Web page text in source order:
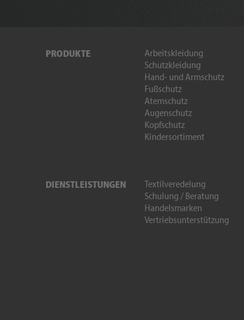
PRODUKTE
Arbeitskleidung
Schutzkleidung
Hand- und Armschutz
Fußschutz
Atemschutz
Augenschutz
Kopfschutz
Kindersortiment
DIENSTLEISTUNGEN
Textilveredelung
Schulung / Beratung
Handelsmarken
Vertriebsunterstützung